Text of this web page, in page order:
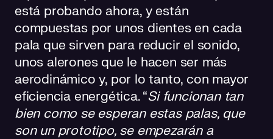
está probando ahora, y están
compuestas por unos dientes en cada
pala que sirven para reducir el sonido,
unos alerones que le hacen ser más
aerodinámico y, por lo tanto, con mayor
eficiencia energética. “Si funcionan tan
bien como se esperan estas palas, que
son un prototipo, se empezarán a